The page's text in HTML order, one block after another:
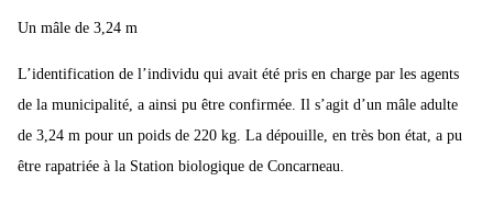
Un mâle de 3,24 m
L’identification de l’individu qui avait été pris en charge par les agents
de la municipalité, a ainsi pu être confirmée. Il s’agit d’un mâle adulte
de 3,24 m pour un poids de 220 kg. La dépouille, en très bon état, a pu
être rapatriée à la Station biologique de Concarneau.